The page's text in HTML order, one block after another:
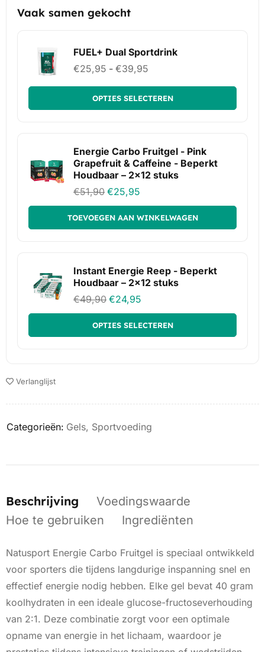
Vaak samen gekocht
FUEL+ Dual Sportdrink
€25,95 - €39,95
OPTIES SELECTEREN
Energie Carbo Fruitgel - Pink
Grapefruit & Caffeine - Beperkt
Houdbaar – 2x12 stuks
€51,90 €25,95
TOEVOEGEN AAN WINKELWAGEN
Instant Energie Reep - Beperkt
Houdbaar – 2x12 stuks
€49,90 €24,95
OPTIES SELECTEREN
Verlanglijst
Categorieën: Gels, Sportvoeding
Beschrijving
Voedingswaarde
Hoe te gebruiken
Ingrediënten
Natusport Energie Carbo Fruitgel is speciaal ontwikkeld
voor sporters die tijdens langdurige inspanning snel en
effectief energie nodig hebben. Elke gel bevat 40 gram
koolhydraten in een ideale glucose-fructoseverhouding
van 2:1. Deze combinatie zorgt voor een optimale
opname van energie in het lichaam, waardoor je